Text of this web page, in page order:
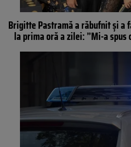
Brigitte Pastramă a răbufnit și a
la prima oră a zilei: ”Mi-a spus